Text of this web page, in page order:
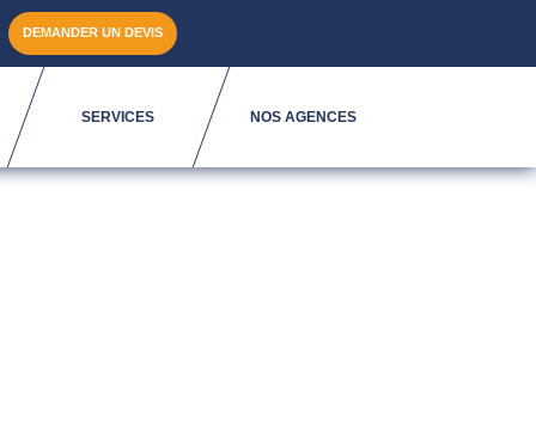
DEMANDER UN DEVIS
SERVICES NOS AGENCES